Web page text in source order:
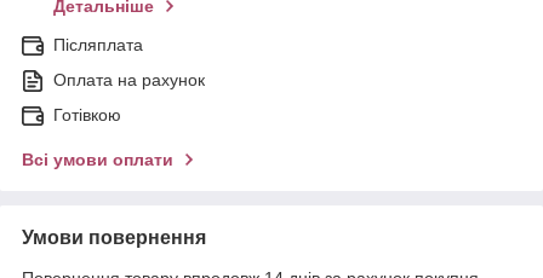
Детальніше
Післяплата
Оплата на рахунок
Готівкою
Всі умови оплати
Умови повернення